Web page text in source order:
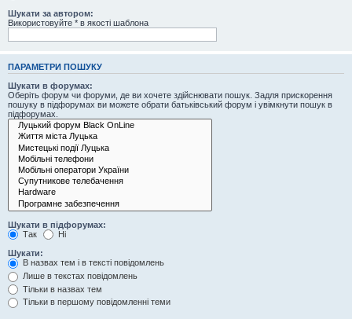
Шукати за автором:
Використовуйте * в якості шаблона
ПАРАМЕТРИ ПОШУКУ
Шукати в форумах:
Оберіть форум чи форуми, де ви хочете здійснювати пошук. Задля прискорення
пошуку в підфорумах ви можете обрати батьківський форум і увімкнути пошук в
підфорумах.
Шукати в підфорумах:
Так
Ні
Шукати:
В назвах тем і в тексті повідомлень
Лише в текстах повідомлень
Тільки в назвах тем
Тільки в першому повідомленні теми